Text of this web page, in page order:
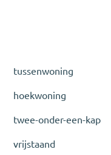
tussenwoning
hoekwoning
twee-onder-een-kap
vrijstaand